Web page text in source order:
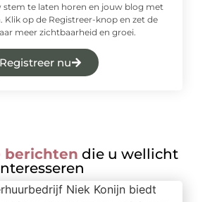
stem te laten horen en jouw blog met
Klik op de Registreer-knop en zet de
meer zichtbaarheid en groei.
Registreer nu
berichten die u wellicht